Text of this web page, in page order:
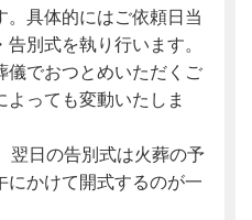
。具体的にはご依頼日当
別式を執り行います。
儀でおつとめいただくご
っても変動いたしま
翌日の告別式は火葬の予
にかけて開式するのが一